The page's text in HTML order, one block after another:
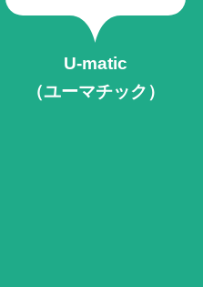
U-matic
（ユーマチック）